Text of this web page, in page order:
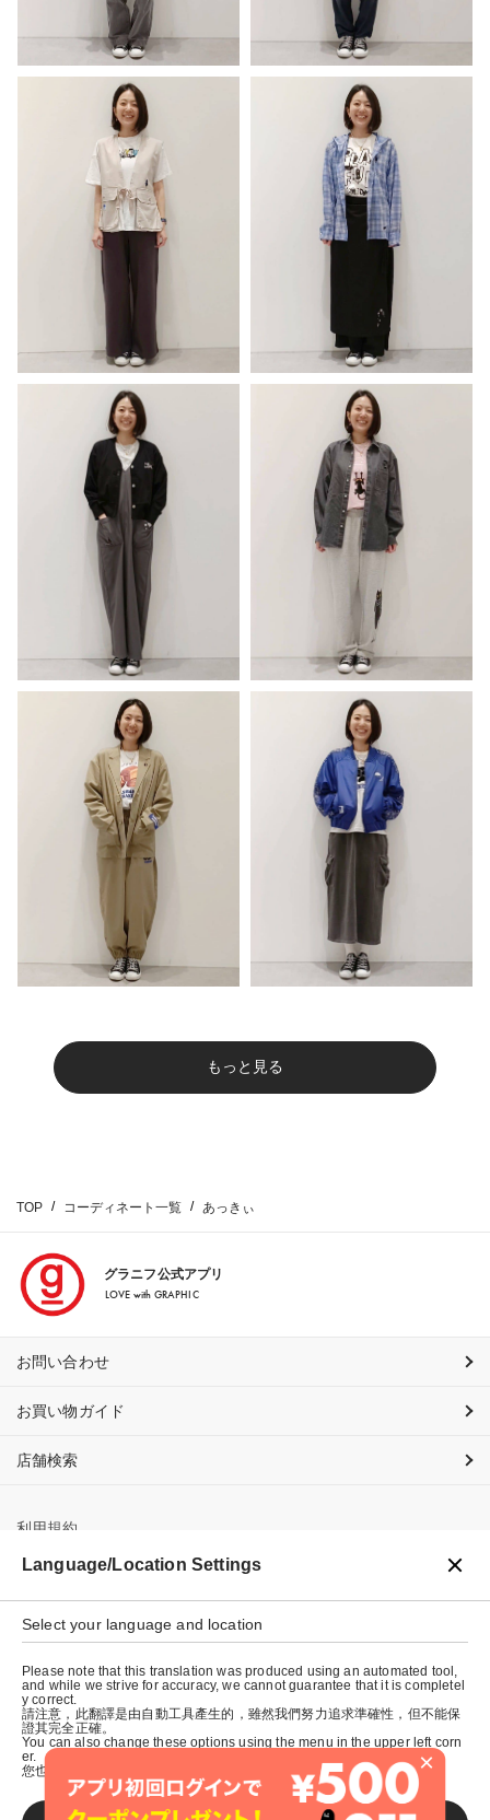
もっと見る
TOP コーディネート一覧 あっきぃ
グラニフ公式アプリ
LOVE with GRAPHIC
お問い合わせ
お買い物ガイド
店舗検索
利用規約
プライバシーポリシー
特定商取引法に基づく表示
会社概要
×
Language/Location Settings
Select your language and location
Please note that this translation was produced using an automated tool,
and while we strive for accuracy, we cannot guarantee that it is completel
y correct.
請注意，此翻譯是由自動工具產生的，雖然我們努力追求準確性，但不能保
證其完全正確。
You can also change these options using the menu in the upper left corn
er.
您也可以使用左上角的選單來更改這些選項。